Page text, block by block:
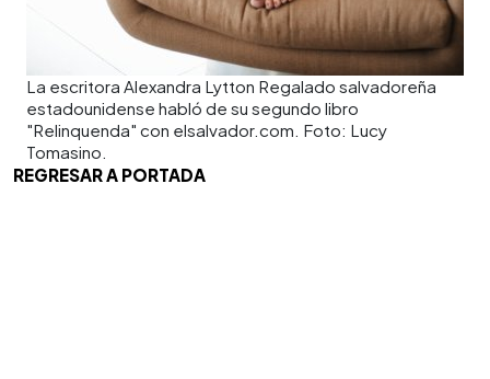
La escritora Alexandra Lytton Regalado salvadoreña
estadounidense habló de su segundo libro
"Relinquenda" con elsalvador.com. Foto: Lucy
Tomasino.
REGRESAR A PORTADA